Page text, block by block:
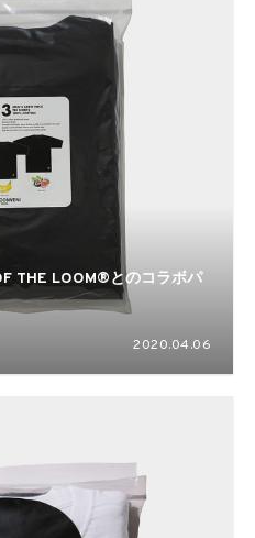
THE LOOM®とのコラボパ
2020.04.06